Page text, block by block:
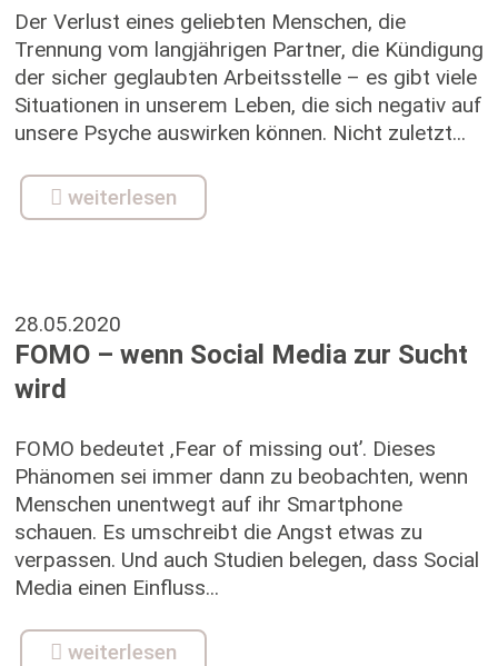
Der Verlust eines geliebten Menschen, die
Trennung vom langjährigen Partner, die Kündigung
der sicher geglaubten Arbeitsstelle – es gibt viele
Situationen in unserem Leben, die sich negativ auf
unsere Psyche auswirken können. Nicht zuletzt...
weiterlesen
28.05.2020
FOMO – wenn Social Media zur Sucht
wird
FOMO bedeutet ‚Fear of missing out’. Dieses
Phänomen sei immer dann zu beobachten, wenn
Menschen unentwegt auf ihr Smartphone
schauen. Es umschreibt die Angst etwas zu
verpassen. Und auch Studien belegen, dass Social
Media einen Einfluss...
weiterlesen